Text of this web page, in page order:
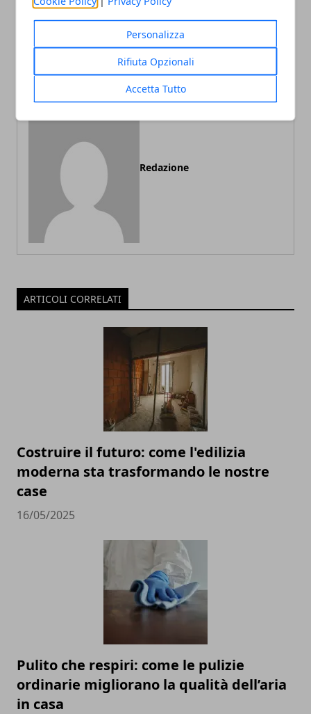
Personalizza
Rifiuta Opzionali
Accetta Tutto
Articolo Precedente
studio che lo dimostra
Redazione
ARTICOLI CORRELATI
Costruire il futuro: come l'edilizia
moderna sta trasformando le nostre
case
16/05/2025
Pulito che respiri: come le pulizie
ordinarie migliorano la qualità dell’aria
in casa